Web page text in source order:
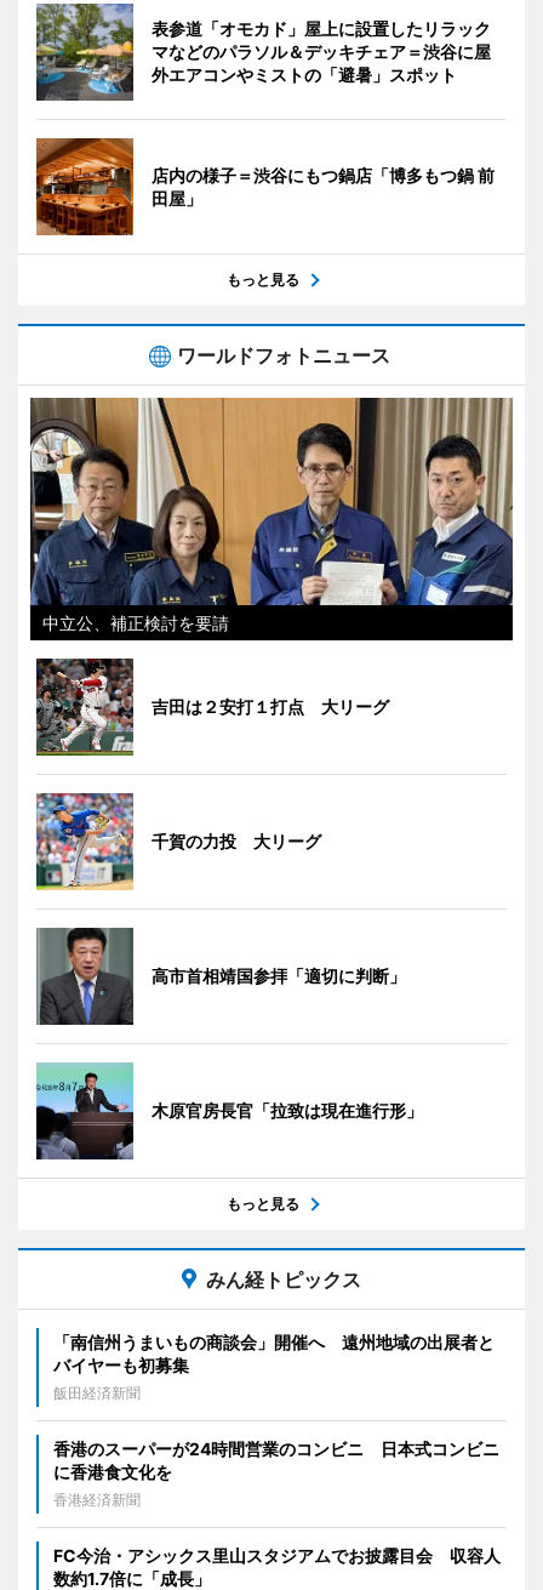
表参道「オモカド」屋上に設置したリラック
マなどのパラソル＆デッキチェア＝渋谷に屋
外エアコンやミストの「避暑」スポット
店内の様子＝渋谷にもつ鍋店「博多もつ鍋 前
田屋」
もっと見る
ワールドフォトニュース
中立公、補正検討を要請
吉田は２安打１打点 大リーグ
千賀の力投 大リーグ
高市首相靖国参拝「適切に判断」
木原官房長官「拉致は現在進行形」
もっと見る
みん経トピックス
「南信州うまいもの商談会」開催へ 遠州地域の出展者と
バイヤーも初募集
飯田経済新聞
香港のスーパーが24時間営業のコンビニ 日本式コンビニ
に香港食文化を
香港経済新聞
FC今治・アシックス里山スタジアムでお披露目会 収容人
数約1.7倍に「成長」